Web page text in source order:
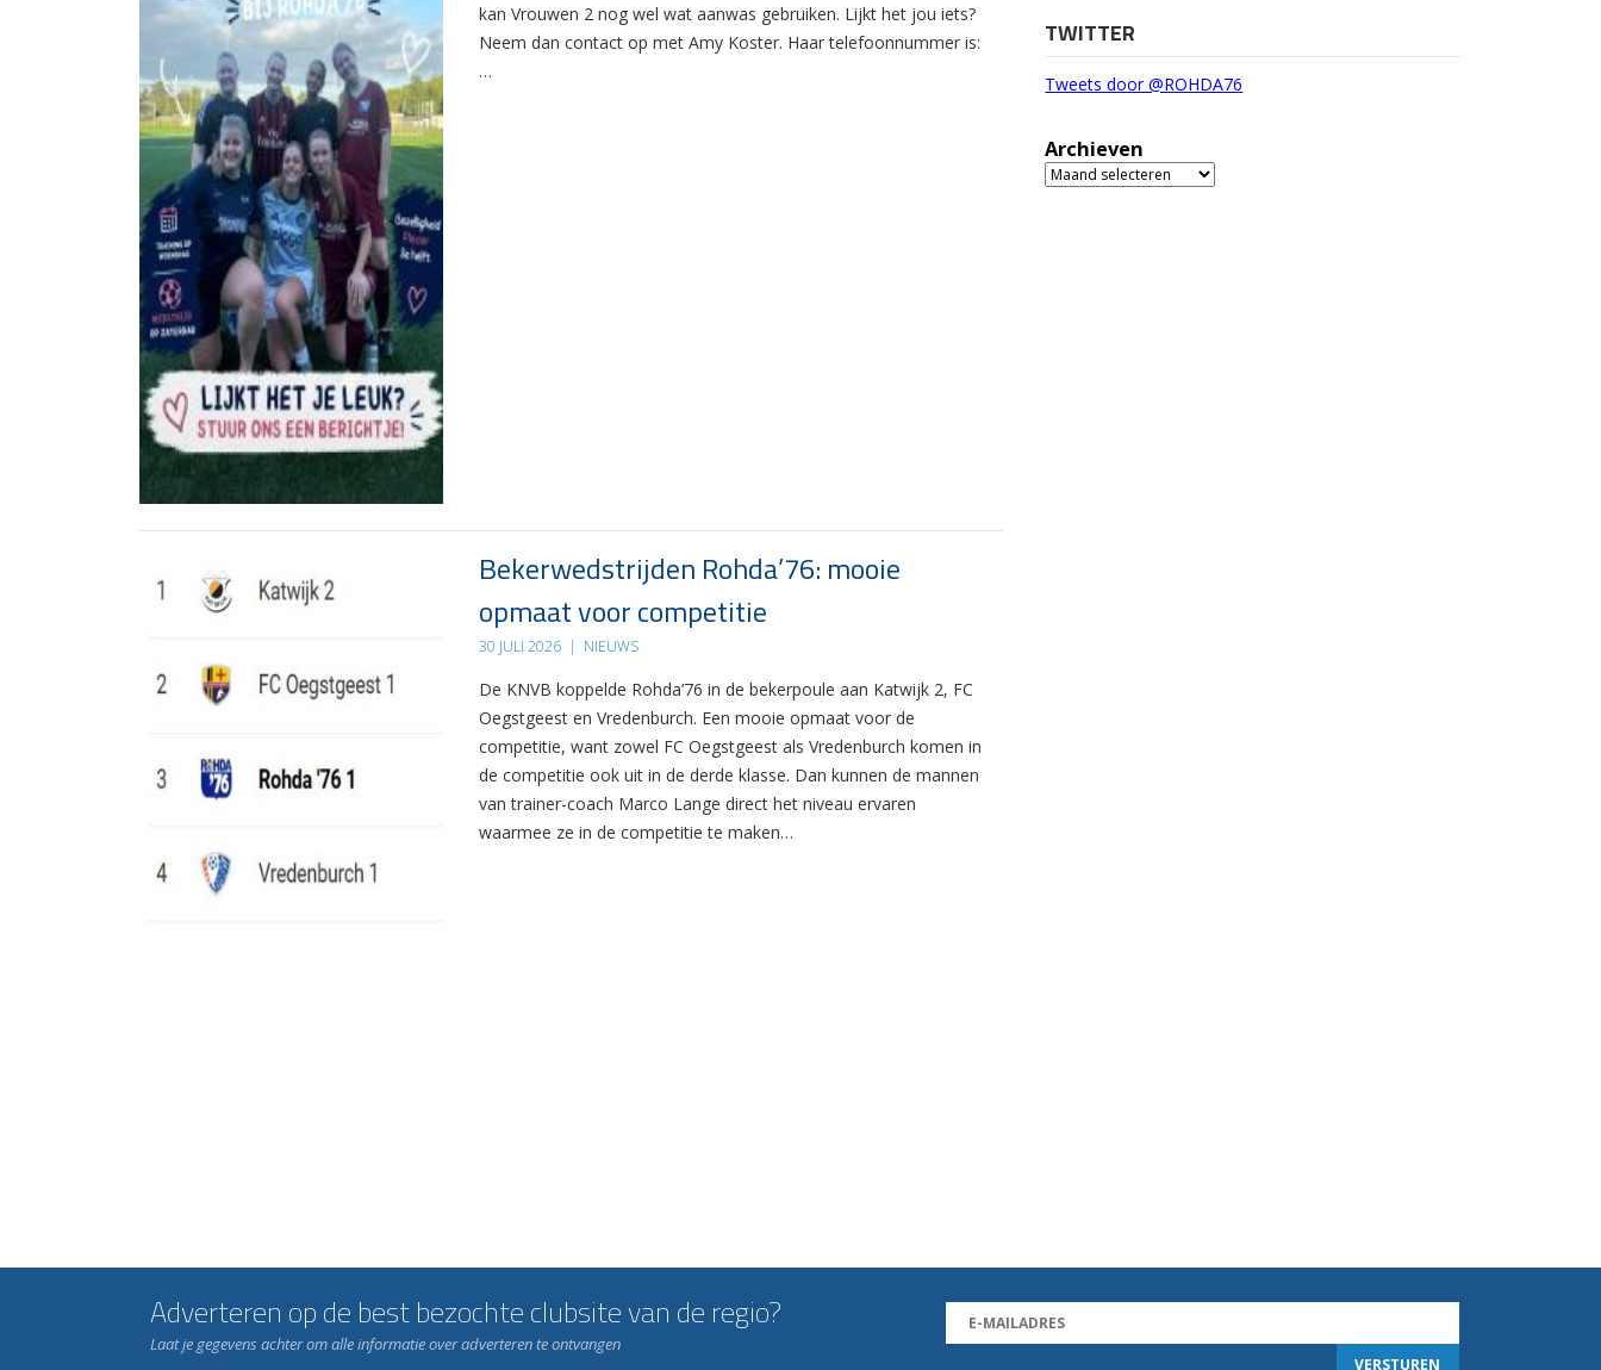
kan Vrouwen 2 nog wel wat aanwas gebruiken. Lijkt het jou iets?
Neem dan contact op met Amy Koster. Haar telefoonnummer is:
…
Bekerwedstrijden Rohda’76: mooie
opmaat voor competitie
30 JULI 2026 | NIEUWS
De KNVB koppelde Rohda’76 in de bekerpoule aan Katwijk 2, FC
Oegstgeest en Vredenburch. Een mooie opmaat voor de
competitie, want zowel FC Oegstgeest als Vredenburch komen in
de competitie ook uit in de derde klasse. Dan kunnen de mannen
van trainer-coach Marco Lange direct het niveau ervaren
waarmee ze in de competitie te maken…
TWITTER
Tweets door @ROHDA76
Archieven
Archieven
Adverteren op de best bezochte clubsite van de regio?
Laat je gegevens achter om alle informatie over adverteren te ontvangen